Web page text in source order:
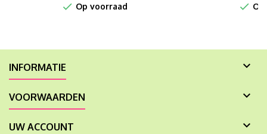
 Op voorraad 
INFORMATIE 
VOORWAARDEN 
UW ACCOUNT 